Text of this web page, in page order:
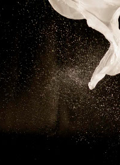
Aller au contenu